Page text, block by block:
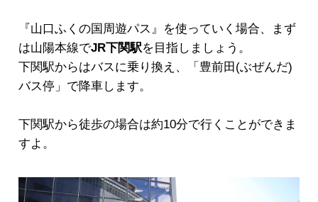
『山口ふくの国周遊パス』を使っていく場合、まず
は山陽本線でJR下関駅を目指しましょう。
下関駅からはバスに乗り換え、「豊前田(ぶぜんだ)
バス停」で降車します。
下関駅から徒歩の場合は約10分で行くことができま
すよ。